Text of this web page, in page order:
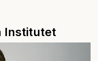
Institutet